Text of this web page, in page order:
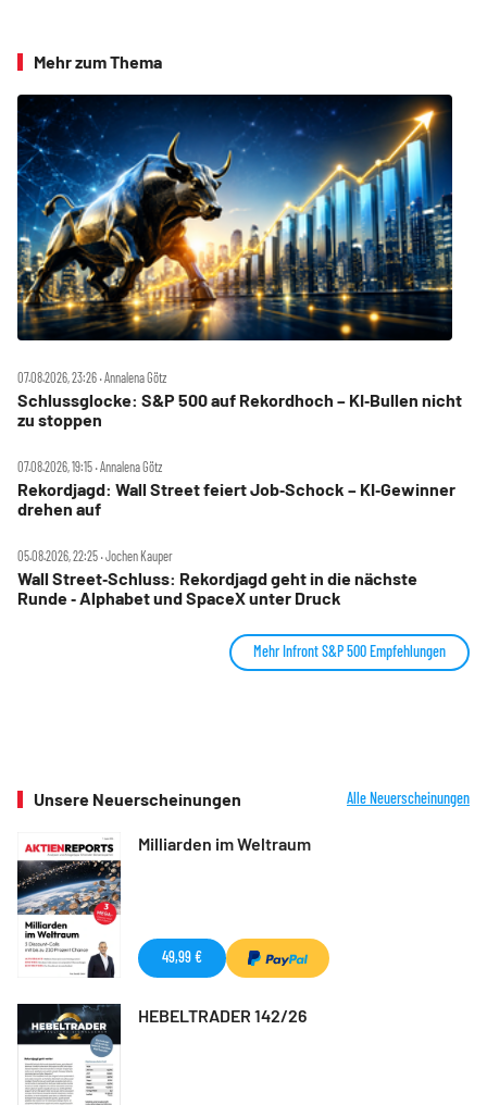
Mehr zum Thema
07.08.2026, 23:26 ‧ Annalena Götz
Schlussglocke: S&P 500 auf Rekordhoch – KI‑Bullen nicht
zu stoppen
07.08.2026, 19:15 ‧ Annalena Götz
Rekordjagd: Wall Street feiert Job‑Schock – KI‑Gewinner
drehen auf
05.08.2026, 22:25 ‧ Jochen Kauper
Wall Street‑Schluss: Rekordjagd geht in die nächste
Runde ‑ Alphabet und SpaceX unter Druck
Mehr Infront S&P 500 Empfehlungen
Unsere Neuerscheinungen Alle Neuerscheinungen
Milliarden im Weltraum
49,99 €
HEBELTRADER 142/26